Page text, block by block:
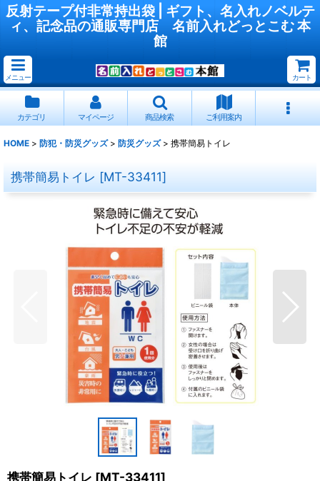
反射テープ付非常持出袋 | ギフト、名入れノベルテ
ィ、記念品の通販専門店 名前入れどっとこむ 本
館
メニュー カート
カテゴリ マイページ 商品検索 ご利用案内
HOME > 防犯・防災グッズ > 防災グッズ > 携帯簡易トイレ
携帯簡易トイレ [MT-33411]
携帯簡易トイレ [MT-33411]